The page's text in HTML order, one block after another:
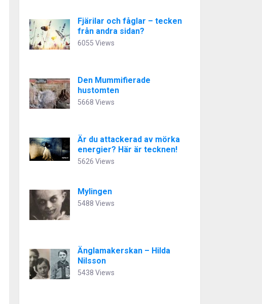
Fjärilar och fåglar – tecken
från andra sidan?
6055 Views
Den Mummifierade
hustomten
5668 Views
Är du attackerad av mörka
energier? Här är tecknen!
5626 Views
Mylingen
5488 Views
Änglamakerskan – Hilda
Nilsson
5438 Views